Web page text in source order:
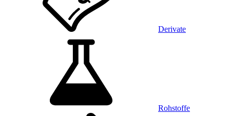
Derivate
Rohstoffe